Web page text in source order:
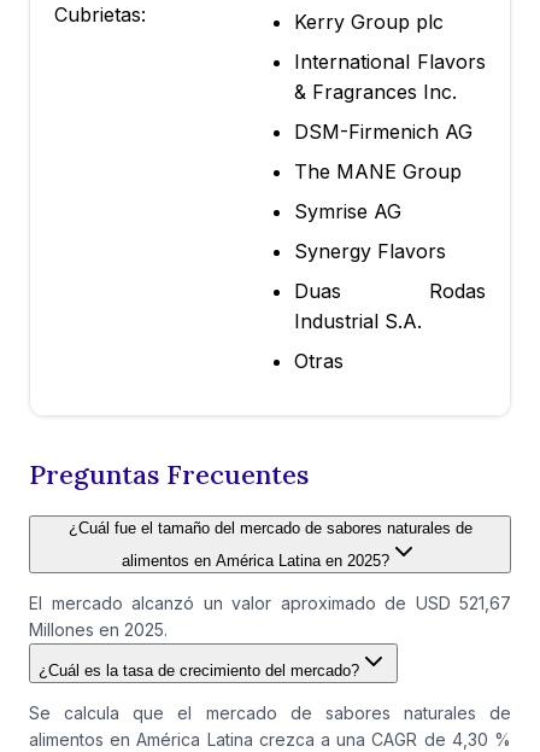
Cubrietas:
Kerry Group plc
International Flavors
& Fragrances Inc.
DSM-Firmenich AG
The MANE Group
Symrise AG
Synergy Flavors
Duas Rodas
Industrial S.A.
Otras
Preguntas Frecuentes
¿Cuál fue el tamaño del mercado de sabores naturales de
alimentos en América Latina en 2025?
El mercado alcanzó un valor aproximado de USD 521,67
Millones en 2025.
¿Cuál es la tasa de crecimiento del mercado?
Se calcula que el mercado de sabores naturales de
alimentos en América Latina crezca a una CAGR de 4,30 %